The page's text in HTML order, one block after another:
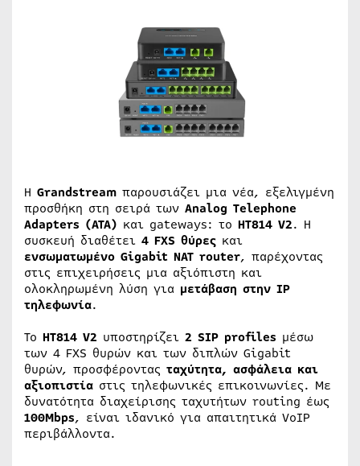
Η Grandstream παρουσιάζει μια νέα, εξελιγμένη
προσθήκη στη σειρά των Analog Telephone
Adapters (ATA) και gateways: το HT814 V2. Η
συσκευή διαθέτει 4 FXS θύρες και
ενσωματωμένο Gigabit NAT router, παρέχοντας
στις επιχειρήσεις μια αξιόπιστη και
ολοκληρωμένη λύση για μετάβαση στην IP
τηλεφωνία.
Το HT814 V2 υποστηρίζει 2 SIP profiles μέσω
των 4 FXS θυρών και των διπλών Gigabit
θυρών, προσφέροντας ταχύτητα, ασφάλεια και
αξιοπιστία στις τηλεφωνικές επικοινωνίες. Με
δυνατότητα διαχείρισης ταχυτήτων routing έως
100Mbps, είναι ιδανικό για απαιτητικά VoIP
περιβάλλοντα.